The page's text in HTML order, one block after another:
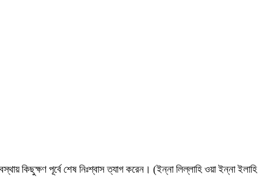
কিছুক্ষণ পূর্বে শেষ নিঃশ্বাস ত্যাগ করেন। (ইন্না লিল্লাহি ওয়া ইন্না ইলাহি